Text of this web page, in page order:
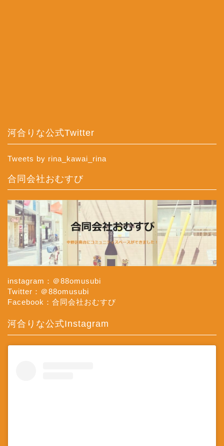
河合りな公式Twitter
Tweets by rina_kawai_rina
合同会社おむすび
instagram：＠88omusubi
Twitter：＠88omusubi
Facebook：合同会社おむすび
河合りな公式Instagram